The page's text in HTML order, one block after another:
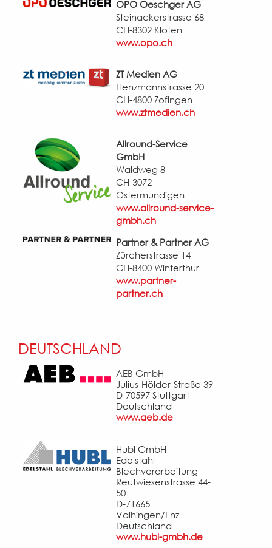
OPO Oeschger AG
Steinackerstrasse 68
CH-8302 Kloten
www.opo.ch
ZT Medien AG
Henzmannstrasse 20
CH-4800 Zofingen
www.ztmedien.ch
Allround-Service
GmbH
Waldweg 8
CH-3072
Ostermundigen
www.allround-service-
gmbh.ch
Partner & Partner AG
Zürcherstrasse 14
CH-8400 Winterthur
www.partner-
partner.ch
DEUTSCHLAND
AEB GmbH
Julius-Hölder-Straße 39
D-70597 Stuttgart
Deutschland
www.aeb.de
Hubl GmbH
Edelstahl-
Blechverarbeitung
Reutwiesenstrasse 44-
50
D-71665
Vaihingen/Enz
Deutschland
www.hubl-gmbh.de